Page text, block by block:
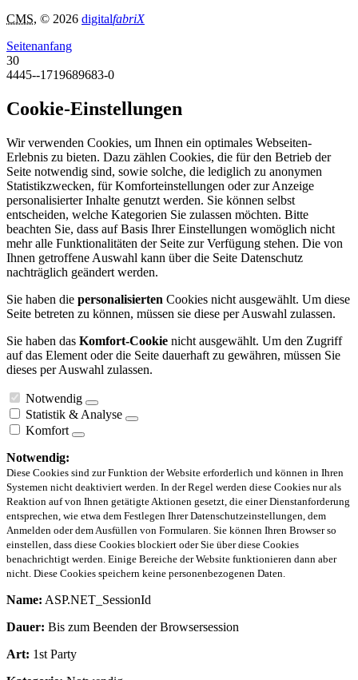
CMS, © 2026 digitalfabriX
Seitenanfang
30
4445--1719689683-0
Cookie-Einstellungen
Wir verwenden Cookies, um Ihnen ein optimales Webseiten-
Erlebnis zu bieten. Dazu zählen Cookies, die für den Betrieb der
Seite notwendig sind, sowie solche, die lediglich zu anonymen
Statistikzwecken, für Komforteinstellungen oder zur Anzeige
personalisierter Inhalte genutzt werden. Sie können selbst
entscheiden, welche Kategorien Sie zulassen möchten. Bitte
beachten Sie, dass auf Basis Ihrer Einstellungen womöglich nicht
mehr alle Funktionalitäten der Seite zur Verfügung stehen. Die von
Ihnen getroffene Auswahl kann über die Seite Datenschutz
nachträglich geändert werden.
Sie haben die personalisierten Cookies nicht ausgewählt. Um diese
Seite betreten zu können, müssen sie diese per Auswahl zulassen.
Sie haben das Komfort-Cookie nicht ausgewählt. Um den Zugriff
auf das Element oder die Seite dauerhaft zu gewähren, müssen Sie
dieses per Auswahl zulassen.
Notwendig
Statistik & Analyse
Komfort
Notwendig:
Diese Cookies sind zur Funktion der Website erforderlich und können in Ihren
Systemen nicht deaktiviert werden. In der Regel werden diese Cookies nur als
Reaktion auf von Ihnen getätigte Aktionen gesetzt, die einer Dienstanforderung
entsprechen, wie etwa dem Festlegen Ihrer Datenschutzeinstellungen, dem
Anmelden oder dem Ausfüllen von Formularen. Sie können Ihren Browser so
einstellen, dass diese Cookies blockiert oder Sie über diese Cookies
benachrichtigt werden. Einige Bereiche der Website funktionieren dann aber
nicht. Diese Cookies speichern keine personenbezogenen Daten.
Name: ASP.NET_SessionId
Dauer: Bis zum Beenden der Browsersession
Art: 1st Party